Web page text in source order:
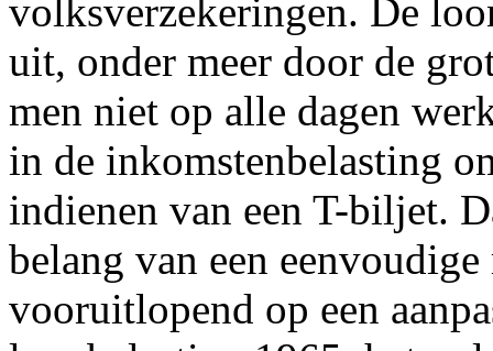
volksverzekeringen. De
uit, onder meer door de
men niet op alle dagen
in de inkomstenbelasting
indienen van een T-biljet.
belang van een
vooruitlopend op een